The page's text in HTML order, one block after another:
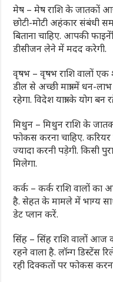
मेष – मेष राशि के जातकों
छोटी-मोटी अहंकार
बिताना चाहिए. आपकी
डीसीजन लेने में मदद करेगी.
वृषभ – वृषभ राशि वालों एक
डील से अच्छी मात्रा में धन-
रहेगा. विदेश यात्रा के योग बन
मिथुन – मिथुन राशि के
फोकस करना चाहिए.
ज्यादा करनी पड़ेगी. किसी
मिलेगा.
कर्क – कर्क राशि वालों
है. सेहत के मामले में भाग्य
डेट प्लान करें.
सिंह – सिंह राशि वालों आज
रहने वाला है. लॉन्ग डिस्टेंस
रही दिक्कतों पर फोकस